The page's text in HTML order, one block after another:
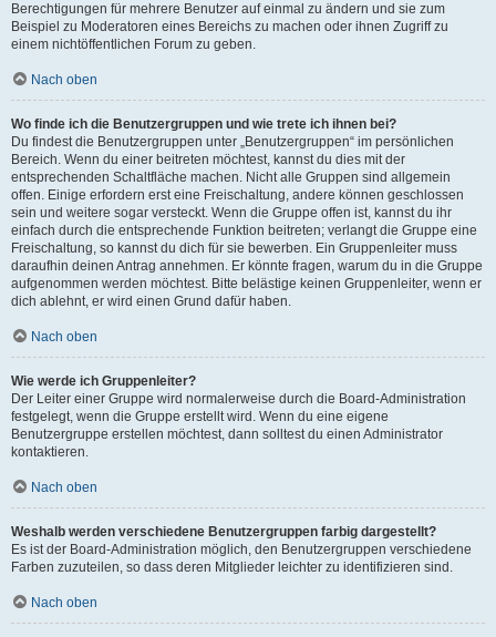
Berechtigungen für mehrere Benutzer auf einmal zu ändern und sie zum
Beispiel zu Moderatoren eines Bereichs zu machen oder ihnen Zugriff zu
einem nichtöffentlichen Forum zu geben.
Nach oben
Wo finde ich die Benutzergruppen und wie trete ich ihnen bei?
Du findest die Benutzergruppen unter „Benutzergruppen“ im persönlichen
Bereich. Wenn du einer beitreten möchtest, kannst du dies mit der
entsprechenden Schaltfläche machen. Nicht alle Gruppen sind allgemein
offen. Einige erfordern erst eine Freischaltung, andere können geschlossen
sein und weitere sogar versteckt. Wenn die Gruppe offen ist, kannst du ihr
einfach durch die entsprechende Funktion beitreten; verlangt die Gruppe eine
Freischaltung, so kannst du dich für sie bewerben. Ein Gruppenleiter muss
daraufhin deinen Antrag annehmen. Er könnte fragen, warum du in die Gruppe
aufgenommen werden möchtest. Bitte belästige keinen Gruppenleiter, wenn er
dich ablehnt, er wird einen Grund dafür haben.
Nach oben
Wie werde ich Gruppenleiter?
Der Leiter einer Gruppe wird normalerweise durch die Board-Administration
festgelegt, wenn die Gruppe erstellt wird. Wenn du eine eigene
Benutzergruppe erstellen möchtest, dann solltest du einen Administrator
kontaktieren.
Nach oben
Weshalb werden verschiedene Benutzergruppen farbig dargestellt?
Es ist der Board-Administration möglich, den Benutzergruppen verschiedene
Farben zuzuteilen, so dass deren Mitglieder leichter zu identifizieren sind.
Nach oben